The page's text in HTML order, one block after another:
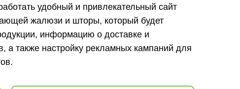
удобный и привлекательный сайт
жалюзи и шторы, который будет
информацию о доставке и
а также настройку рекламных кампаний для